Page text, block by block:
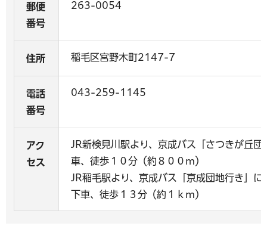
郵便
番号
263-0054
住所 稲毛区宮野木町2147-7
電話
番号
043-259-1145
アク
セス
JR新検見川駅より、京成バス「さつきが丘
車、徒歩１０分（約８００ｍ）
JR稲毛駅より、京成バス「京成団地行き」
下車、徒歩１３分（約１ｋｍ）